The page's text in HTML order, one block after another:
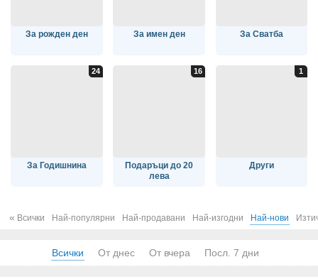
За рожден ден За имен ден За Сватба
За Годишнина
Подаръци до 20
лева
Други
« Всички Най-популярни Най-продавани Най-изгодни Най-нови
Всички От днес От вчера Посл. 7 дни